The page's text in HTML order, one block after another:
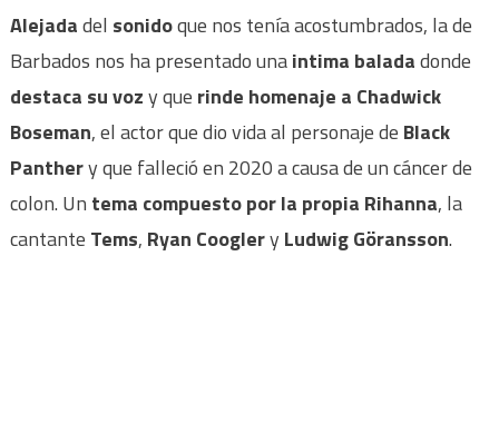
Alejadadel sonidoque nos tenía acostumbrados, la de
Barbados nos ha presentado unaintima baladadonde
destaca su vozy que rinde homenaje a Chadwick
Boseman, el actor que dio vida al personaje de Black
Panthery que falleció en 2020 a causa de un cáncer de
colon. Un tema compuesto por la propia Rihanna, la
cantante Tems, Ryan Cooglery Ludwig Göransson.